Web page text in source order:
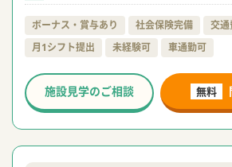
ボーナス・賞与あり 社会保険完備
交通
月1シフト提出
未経験可 車通勤可
無料
施設見学のご相談